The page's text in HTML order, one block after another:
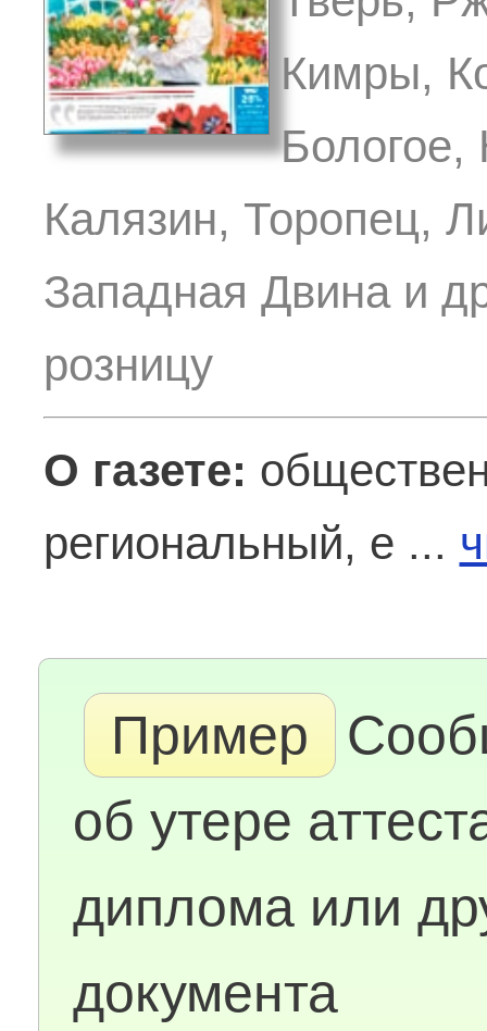
Кимры,
Калязин, Торопец,
Западная Двина и
розницу
О газете:
региональный, е ...
Пример
об утере
диплома или
документа